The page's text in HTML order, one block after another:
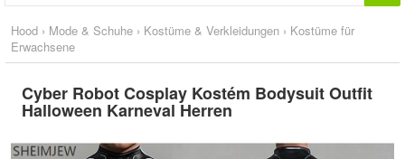
Hood › Mode & Schuhe › Kostüme & Verkleidungen › Kostüme für
Erwachsene
Cyber Robot Cosplay Kostém Bodysuit Outfit
Halloween Karneval Herren